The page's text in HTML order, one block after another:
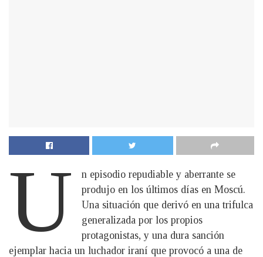
U
n episodio repudiable y aberrante se
produjo en los últimos días en Moscú.
Una situación que derivó en una trifulca
generalizada por los propios
protagonistas, y una dura sanción
ejemplar hacia un luchador iraní que provocó a una de